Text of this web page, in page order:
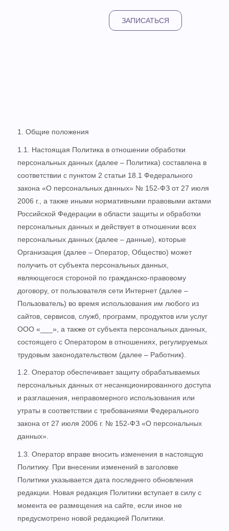
ЗАПИСАТЬСЯ
1. Общие положения
1.1. Настоящая Политика в отношении обработки
персональных данных (далее – Политика) составлена в
соответствии с пунктом 2 статьи 18.1 Федерального
закона «О персональных данных» № 152-ФЗ от 27 июля
2006 г., а также иными нормативными правовыми актами
Российской Федерации в области защиты и обработки
персональных данных и действует в отношении всех
персональных данных (далее – данные), которые
Организация (далее – Оператор, Общество) может
получить от субъекта персональных данных,
являющегося стороной по гражданско-правовому
договору, от пользователя сети Интернет (далее –
Пользователь) во время использования им любого из
сайтов, сервисов, служб, программ, продуктов или услуг
ООО «___», а также от субъекта персональных данных,
состоящего с Оператором в отношениях, регулируемых
трудовым законодательством (далее – Работник).
1.2. Оператор обеспечивает защиту обрабатываемых
персональных данных от несанкционированного доступа
и разглашения, неправомерного использования или
утраты в соответствии с требованиями Федерального
закона от 27 июля 2006 г. № 152-ФЗ «О персональных
данных».
1.3. Оператор вправе вносить изменения в настоящую
Политику. При внесении изменений в заголовке
Политики указывается дата последнего обновления
редакции. Новая редакция Политики вступает в силу с
момента ее размещения на сайте, если иное не
предусмотрено новой редакцией Политики.